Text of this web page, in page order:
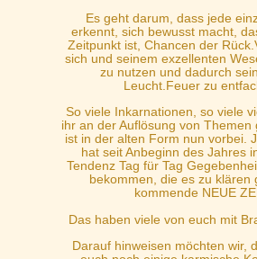
Es geht darum, dass jede
erkennt, sich bewusst macht,
Zeitpunkt ist, Chancen der
sich und seinem exzellenten
zu nutzen und dadurch
Leucht.Feuer zu
So viele Inkarnationen, so viele
ihr an der Auflösung von Themen
ist in der alten Form nun vorbei.
hat seit Anbeginn des Jahres
Tendenz Tag für Tag
bekommen, die es zu klären
kommende NEUE
Das haben viele von euch mit
Darauf hinweisen möchten wir,